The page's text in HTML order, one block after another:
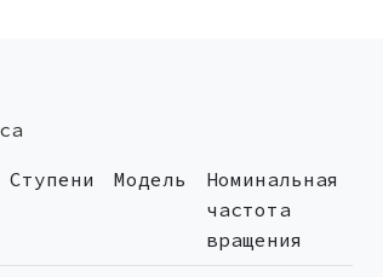
Ступени Модель
Номинальная
частота
вращения